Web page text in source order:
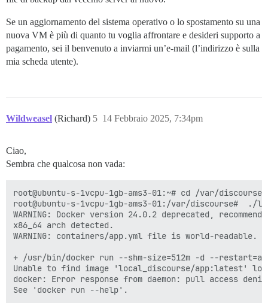
> b095ebe7bdf6: Pull complete
> 3aa16a533cab: Pull complete
> 41419e4f1948: Pull complete
> 589837814d9a: Pull complete
> bd025ad1b844: Pull complete
> 24762ff7528f: Pull complete
> /usr/local/lib/ruby/gems/3.3.0/gems/pups-1.2.1/lib/
> /usr/local/bin/pups --stdin
> I, [2025-02-14T15:37:56.993945 #1]  INFO -- :
> I, [2025-02-14T15:37:57.000584 #1]  INFO -- :
> I, [2025-02-14T15:37:57.007505 #1]  INFO -- :
> I, [2025-02-14T15:37:57.018588 #1]  INFO -- : File
>
>
> FAILED
> --------------------
> Errno::ENOENT: No such file or directory @
> Location of failure: /usr/local/lib/ruby/gems/3.3.0/
> replace failed with the params {"filename"=>"/
> bootstrap failed with exit code 1
> ** FAILED TO BOOTSTRAP ** please scroll up and
> ./discourse-doctor may help diagnose the problem.
Se un aggiornamento del sistema operativo o lo spostamento su una
nuova VM è più di quanto tu voglia affrontare e desideri supporto a
pagamento, sei il benvenuto a inviarmi un’e-mail (l’indirizzo è sulla
mia scheda utente).
Wildweasel (Richard) 14 Febbraio 2025, 7:34pm
5
Ciao,
Sembra che qualcosa non vada:
root@ubuntu-s-1vcpu-1gb-ams3-01:~# cd /var/discourse
root@ubuntu-s-1vcpu-1gb-ams3-01:/var/discourse#  ./
WARNING: Docker version 24.0.2 deprecated,
x86_64 arch detected.
WARNING: containers/app.yml file is
+ /usr/bin/docker run --shm-size=512m -d
Unable to find image 'local_discourse/app:latest'
docker: Error response from daemon:
See 'docker run --help'.